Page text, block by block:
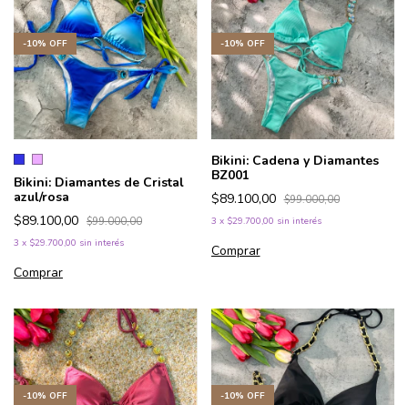
-10% OFF
Bikini: Diamantes de Cristal
azul/rosa
$89.100,00 $99.000,00
3 x $29.700,00 sin interés
Comprar
-10% OFF
Bikini: Cadena y Diamantes
BZ001
$89.100,00 $99.000,00
3 x $29.700,00 sin interés
Comprar
-10% OFF -10% OFF